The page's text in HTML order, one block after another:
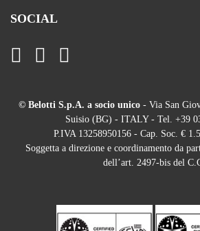
SOCIAL
© Belotti S.p.A. a socio unico - Via San
Suisio (BG) - ITALY - Tel. +39
P.IVA 13258950156 - Cap. Soc. €
Soggetta a direzione e coordinamento da
dell’art. 2497-bis del